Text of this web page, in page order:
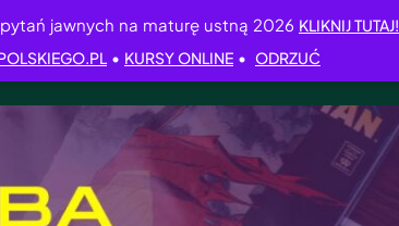
jawnych na maturę ustną 2026 KLIKNIJ TUTAJ!
• KURSY ONLINE • ODRZUĆ